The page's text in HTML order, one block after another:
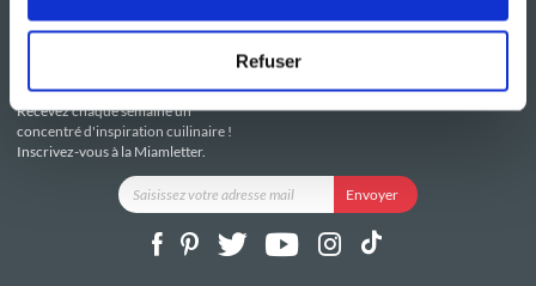
Refuser
i-Cook'in
Recevez chaque semaine un
concentré d'inspiration cuilinaire !
Inscrivez-vous à la Miamletter.